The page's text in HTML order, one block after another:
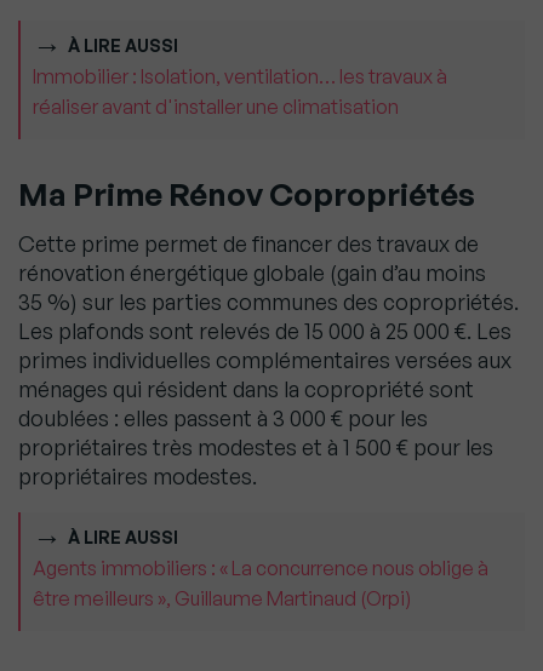
À LIRE AUSSI
Immobilier : Isolation, ventilation… les travaux à
réaliser avant d'installer une climatisation
Ma Prime Rénov Copropriétés
Cette prime permet de financer des travaux de
rénovation énergétique globale (gain d’au moins
35 %) sur les parties communes des copropriétés.
Les plafonds sont relevés de 15 000 à 25 000 €. Les
primes individuelles complémentaires versées aux
ménages qui résident dans la copropriété sont
doublées : elles passent à 3 000 € pour les
propriétaires très modestes et à 1 500 € pour les
propriétaires modestes.
À LIRE AUSSI
Agents immobiliers : « La concurrence nous oblige à
être meilleurs », Guillaume Martinaud (Orpi)